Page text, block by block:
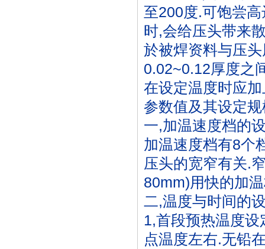
至200度.可饱尝
时,会给压头带来
於被焊资料与压
0.02~0.12厚度之
在设定温度时应
参数值及其设定
一,加温速度档的
加温速度档有8个
压头的宽窄有关.
80mm)用快的加
二,温度与时间的
1,首段预热温度
点温度左右.无铅